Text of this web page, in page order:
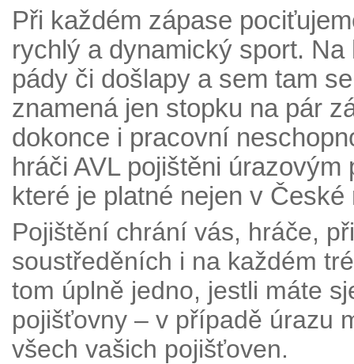
Při každém zápase
rychlý a dynamický sport.
pády či došlapy a sem tam
znamená jen stopku na pár
dokonce i pracovní
hráči AVL pojištěni
které je platné nejen v
Pojištění chrání vás, hráče,
soustředěních i na každém
tom úplně jedno, jestli máte
pojišťovny – v případě úrazu
všech vašich pojišťoven.